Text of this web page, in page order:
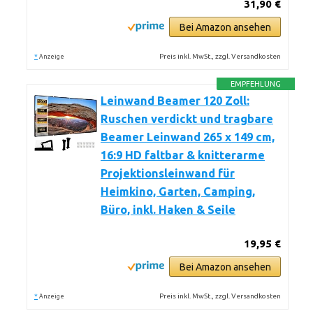
31,90 €
Bei Amazon ansehen
* Anzeige Preis inkl. MwSt., zzgl. Versandkosten
EMPFEHLUNG
Leinwand Beamer 120 Zoll:
Ruschen verdickt und tragbare
Beamer Leinwand 265 x 149 cm,
16:9 HD faltbar & knitterarme
Projektionsleinwand für
Heimkino, Garten, Camping,
Büro, inkl. Haken & Seile
19,95 €
Bei Amazon ansehen
* Anzeige Preis inkl. MwSt., zzgl. Versandkosten